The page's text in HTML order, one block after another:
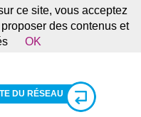
DU RÉSEAU
ce site, vous acceptez
des contenus et
OK